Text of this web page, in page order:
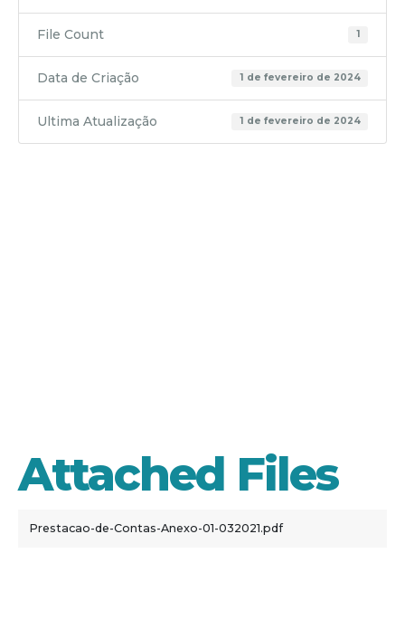
File Count 1
Data de Criação 1 de fevereiro de 2024
Ultima Atualização 1 de fevereiro de 2024
Attached Files
Prestacao-de-Contas-Anexo-01-032021.pdf